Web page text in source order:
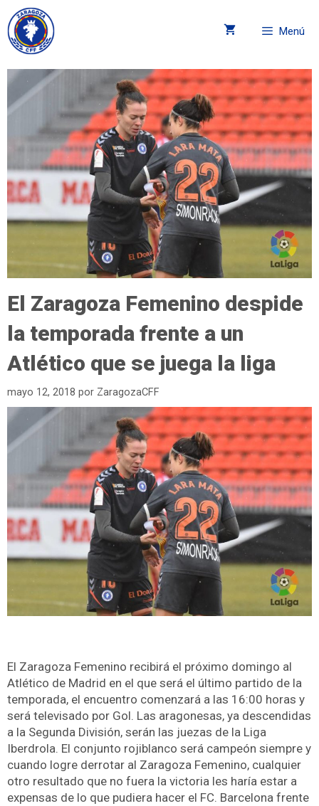
Menú
El Zaragoza Femenino despide
la temporada frente a un
Atlético que se juega la liga
mayo 12, 2018 por ZaragozaCFF
El Zaragoza Femenino recibirá el próximo domingo al
Atlético de Madrid en el que será el último partido de la
temporada, el encuentro comenzará a las 16:00 horas y
será televisado por Gol. Las aragonesas, ya descendidas
a la Segunda División, serán las juezas de la Liga
Iberdrola. El conjunto rojiblanco será campeón siempre y
cuando logre derrotar al Zaragoza Femenino, cualquier
otro resultado que no fuera la victoria les haría estar a
expensas de lo que pudiera hacer el FC. Barcelona frente